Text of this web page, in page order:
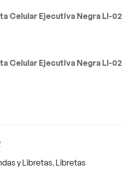
Celular Ejecutiva Negra Ll-02
Celular Ejecutiva Negra Ll-02
y Libretas, Libretas